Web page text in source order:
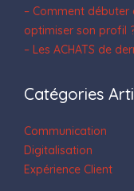
– Comment débuter
optimiser son profil
– Les ACHATS de
Catégories
Communication
Digitalisation
Expérience Client